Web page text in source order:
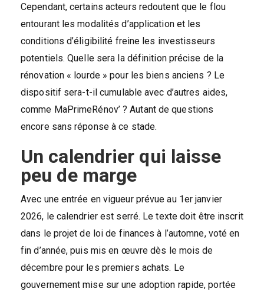
Cependant, certains acteurs redoutent que le flou
entourant les modalités d’application et les
conditions d’éligibilité freine les investisseurs
potentiels. Quelle sera la définition précise de la
rénovation « lourde » pour les biens anciens ? Le
dispositif sera-t-il cumulable avec d’autres aides,
comme MaPrimeRénov’ ? Autant de questions
encore sans réponse à ce stade.
Un calendrier qui laisse
peu de marge
Avec une entrée en vigueur prévue au 1er janvier
2026, le calendrier est serré. Le texte doit être inscrit
dans le projet de loi de finances à l’automne, voté en
fin d’année, puis mis en œuvre dès le mois de
décembre pour les premiers achats. Le
gouvernement mise sur une adoption rapide, portée